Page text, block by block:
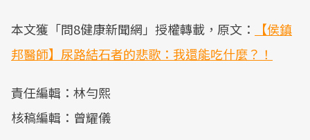
本文獲「問8健康新聞網」授權轉載，原文：
【侯鎮
邦醫師】尿路結石者的悲歌：我還能吃什麼？！
責任編輯：林勻熙
核稿編輯：曾耀儀